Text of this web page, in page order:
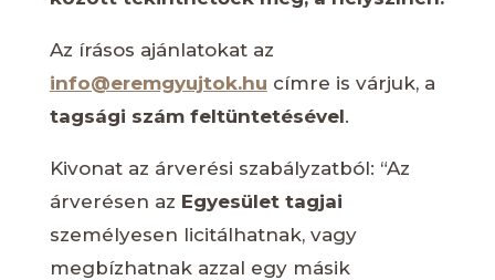
Az írásos ajánlatokat az
info@eremgyujtok.hu címre is várjuk, a
tagsági szám feltüntetésével.
Kivonat az árverési szabályzatból: “Az
árverésen az Egyesület tagjai
személyesen licitálhatnak, vagy
megbízhatnak azzal egy másik